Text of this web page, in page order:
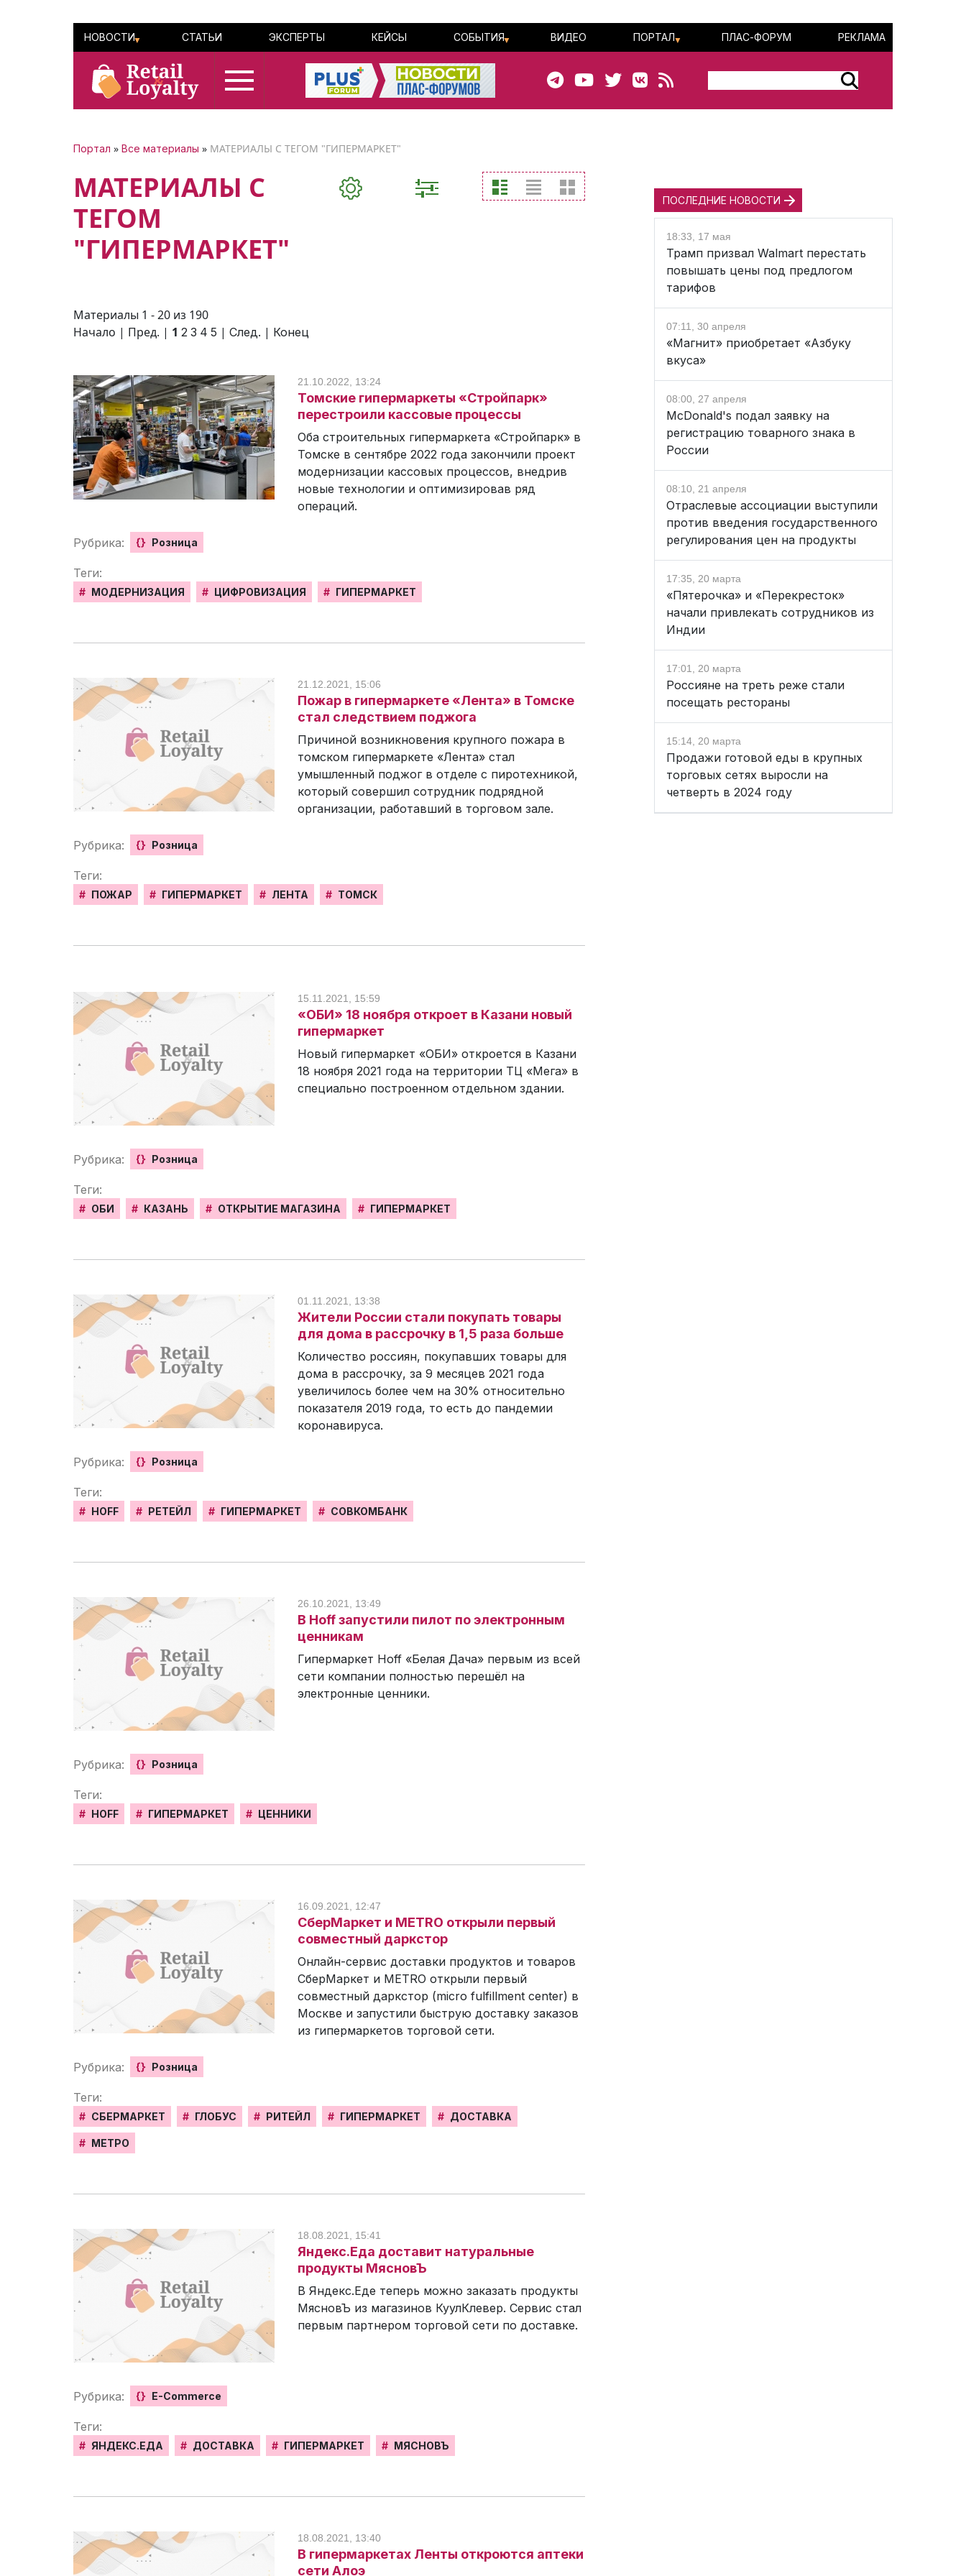
НОВОСТИ СТАТЬИ ЭКСПЕРТЫ КЕЙСЫ СОБЫТИЯ ВИДЕО ПОРТАЛ ПЛАС-ФОРУМ РЕКЛАМА
Портал » Все материалы » МАТЕРИАЛЫ С ТЕГОМ "ГИПЕРМАРКЕТ"
МАТЕРИАЛЫ С
ТЕГОМ
"ГИПЕРМАРКЕТ"
Материалы 1 - 20 из 190
Начало | Пред. | 1 2 3 4 5 | След. | Конец
21.10.2022, 13:24
Томские гипермаркеты «Стройпарк»
перестроили кассовые процессы
Оба строительных гипермаркета «Стройпарк» в
Томске в сентябре 2022 года закончили проект
модернизации кассовых процессов, внедрив
новые технологии и оптимизировав ряд
операций.
Рубрика: {} Розница
Теги:
# МОДЕРНИЗАЦИЯ # ЦИФРОВИЗАЦИЯ # ГИПЕРМАРКЕТ
21.12.2021, 15:06
Пожар в гипермаркете «Лента» в Томске
стал следствием поджога
Причиной возникновения крупного пожара в
томском гипермаркете «Лента» стал
умышленный поджог в отделе с пиротехникой,
который совершил сотрудник подрядной
организации, работавший в торговом зале.
Рубрика: {} Розница
Теги:
# ПОЖАР # ГИПЕРМАРКЕТ # ЛЕНТА # ТОМСК
15.11.2021, 15:59
«ОБИ» 18 ноября откроет в Казани новый
гипермаркет
Новый гипермаркет «ОБИ» откроется в Казани
18 ноября 2021 года на территории ТЦ «Мега» в
специально построенном отдельном здании.
Рубрика: {} Розница
Теги:
# ОБИ # КАЗАНЬ # ОТКРЫТИЕ МАГАЗИНА # ГИПЕРМАРКЕТ
01.11.2021, 13:38
Жители России стали покупать товары
для дома в рассрочку в 1,5 раза больше
Количество россиян, покупавших товары для
дома в рассрочку, за 9 месяцев 2021 года
увеличилось более чем на 30% относительно
показателя 2019 года, то есть до пандемии
коронавируса.
Рубрика: {} Розница
Теги:
# HOFF # РЕТЕЙЛ # ГИПЕРМАРКЕТ # СОВКОМБАНК
26.10.2021, 13:49
В Hoff запустили пилот по электронным
ценникам
Гипермаркет Hoff «Белая Дача» первым из всей
сети компании полностью перешёл на
электронные ценники.
Рубрика: {} Розница
Теги:
# HOFF # ГИПЕРМАРКЕТ # ЦЕННИКИ
16.09.2021, 12:47
СберМаркет и METRO открыли первый
совместный даркстор
Онлайн-сервис доставки продуктов и товаров
СберМаркет и METRO открыли первый
совместный даркстор (micro fulfillment center) в
Москве и запустили быструю доставку заказов
из гипермаркетов торговой сети.
Рубрика: {} Розница
Теги:
# СБЕРМАРКЕТ # ГЛОБУС # РИТЕЙЛ # ГИПЕРМАРКЕТ # ДОСТАВКА
# МЕТРО
18.08.2021, 15:41
Яндекс.Еда доставит натуральные
продукты МясновЪ
В Яндекс.Еде теперь можно заказать продукты
МясновЪ из магазинов КуулКлевер. Сервис стал
первым партнером торговой сети по доставке.
Рубрика: {} E-Commerce
Теги:
# ЯНДЕКС.ЕДА # ДОСТАВКА # ГИПЕРМАРКЕТ # МЯСНОВЪ
18.08.2021, 13:40
В гипермаркетах Ленты откроются аптеки
сети Алоэ
ПОСЛЕДНИЕ НОВОСТИ
18:33, 17 мая
Трамп призвал Walmart перестать
повышать цены под предлогом
тарифов
07:11, 30 апреля
«Магнит» приобретает «Азбуку
вкуса»
08:00, 27 апреля
McDonald's подал заявку на
регистрацию товарного знака в
России
08:10, 21 апреля
Отраслевые ассоциации выступили
против введения государственного
регулирования цен на продукты
17:35, 20 марта
«Пятерочка» и «Перекресток»
начали привлекать сотрудников из
Индии
17:01, 20 марта
Россияне на треть реже стали
посещать рестораны
15:14, 20 марта
Продажи готовой еды в крупных
торговых сетях выросли на
четверть в 2024 году